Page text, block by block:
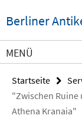
direkt
zu
Inhalt
Berliner
Service-
MENÜ
Startseite
"Zwischen
Athena Kranaia"